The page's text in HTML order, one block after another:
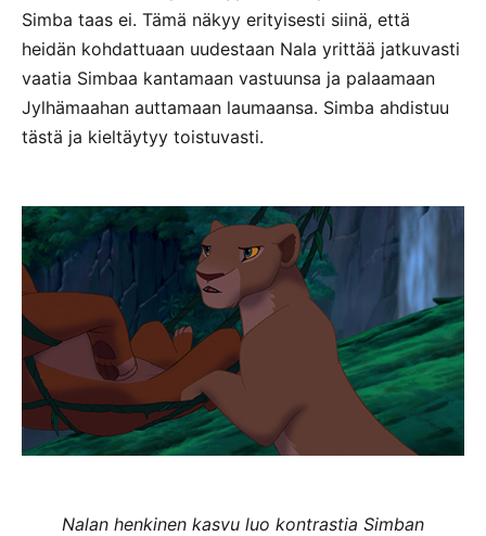
Simba taas ei. Tämä näkyy erityisesti siinä, että
heidän kohdattuaan uudestaan Nala yrittää jatkuvasti
vaatia Simbaa kantamaan vastuunsa ja palaamaan
Jylhämaahan auttamaan laumaansa. Simba ahdistuu
tästä ja kieltäytyy toistuvasti.
Nalan henkinen kasvu luo kontrastia Simban